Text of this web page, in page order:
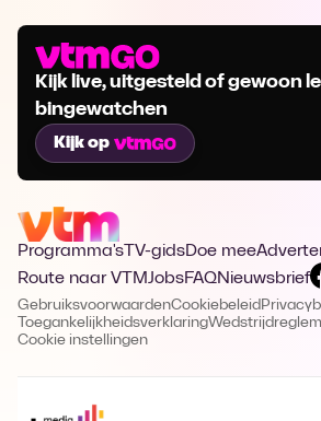
Kijk live, uitgesteld of gewoon
bingewatchen
Kijk op
Programma's TV-gidsDoe mee
Route naar VTMJobsFAQNieuwsbrief
GebruiksvoorwaardenCookiebeleid
Toegankelijkheidsverklaring
Cookie instellingen